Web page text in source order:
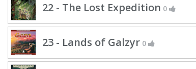
22 - The Lost Expedition 0
23 - Lands of Galzyr 0